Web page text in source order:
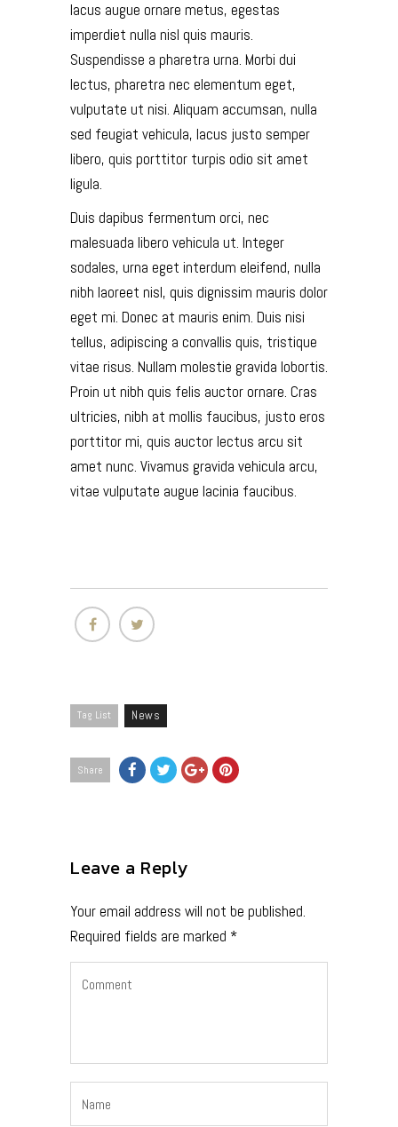
lacus augue ornare metus, egestas
imperdiet nulla nisl quis mauris.
Suspendisse a pharetra urna. Morbi dui
lectus, pharetra nec elementum eget,
vulputate ut nisi. Aliquam accumsan, nulla
sed feugiat vehicula, lacus justo semper
libero, quis porttitor turpis odio sit amet
ligula.
Duis dapibus fermentum orci, nec
malesuada libero vehicula ut. Integer
sodales, urna eget interdum eleifend, nulla
nibh laoreet nisl, quis dignissim mauris dolor
eget mi. Donec at mauris enim. Duis nisi
tellus, adipiscing a convallis quis, tristique
vitae risus. Nullam molestie gravida lobortis.
Proin ut nibh quis felis auctor ornare. Cras
ultricies, nibh at mollis faucibus, justo eros
porttitor mi, quis auctor lectus arcu sit
amet nunc. Vivamus gravida vehicula arcu,
vitae vulputate augue lacinia faucibus.
Tag List News
Share
Leave a Reply
Your email address will not be published.
Required fields are marked *